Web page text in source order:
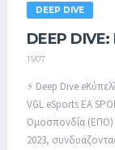
DEEP DIVE
DEEP
11/07
⚡ Deep Dive
VGL eSports EA
Ομοσπονδία (ΕΠΟ)
2023,